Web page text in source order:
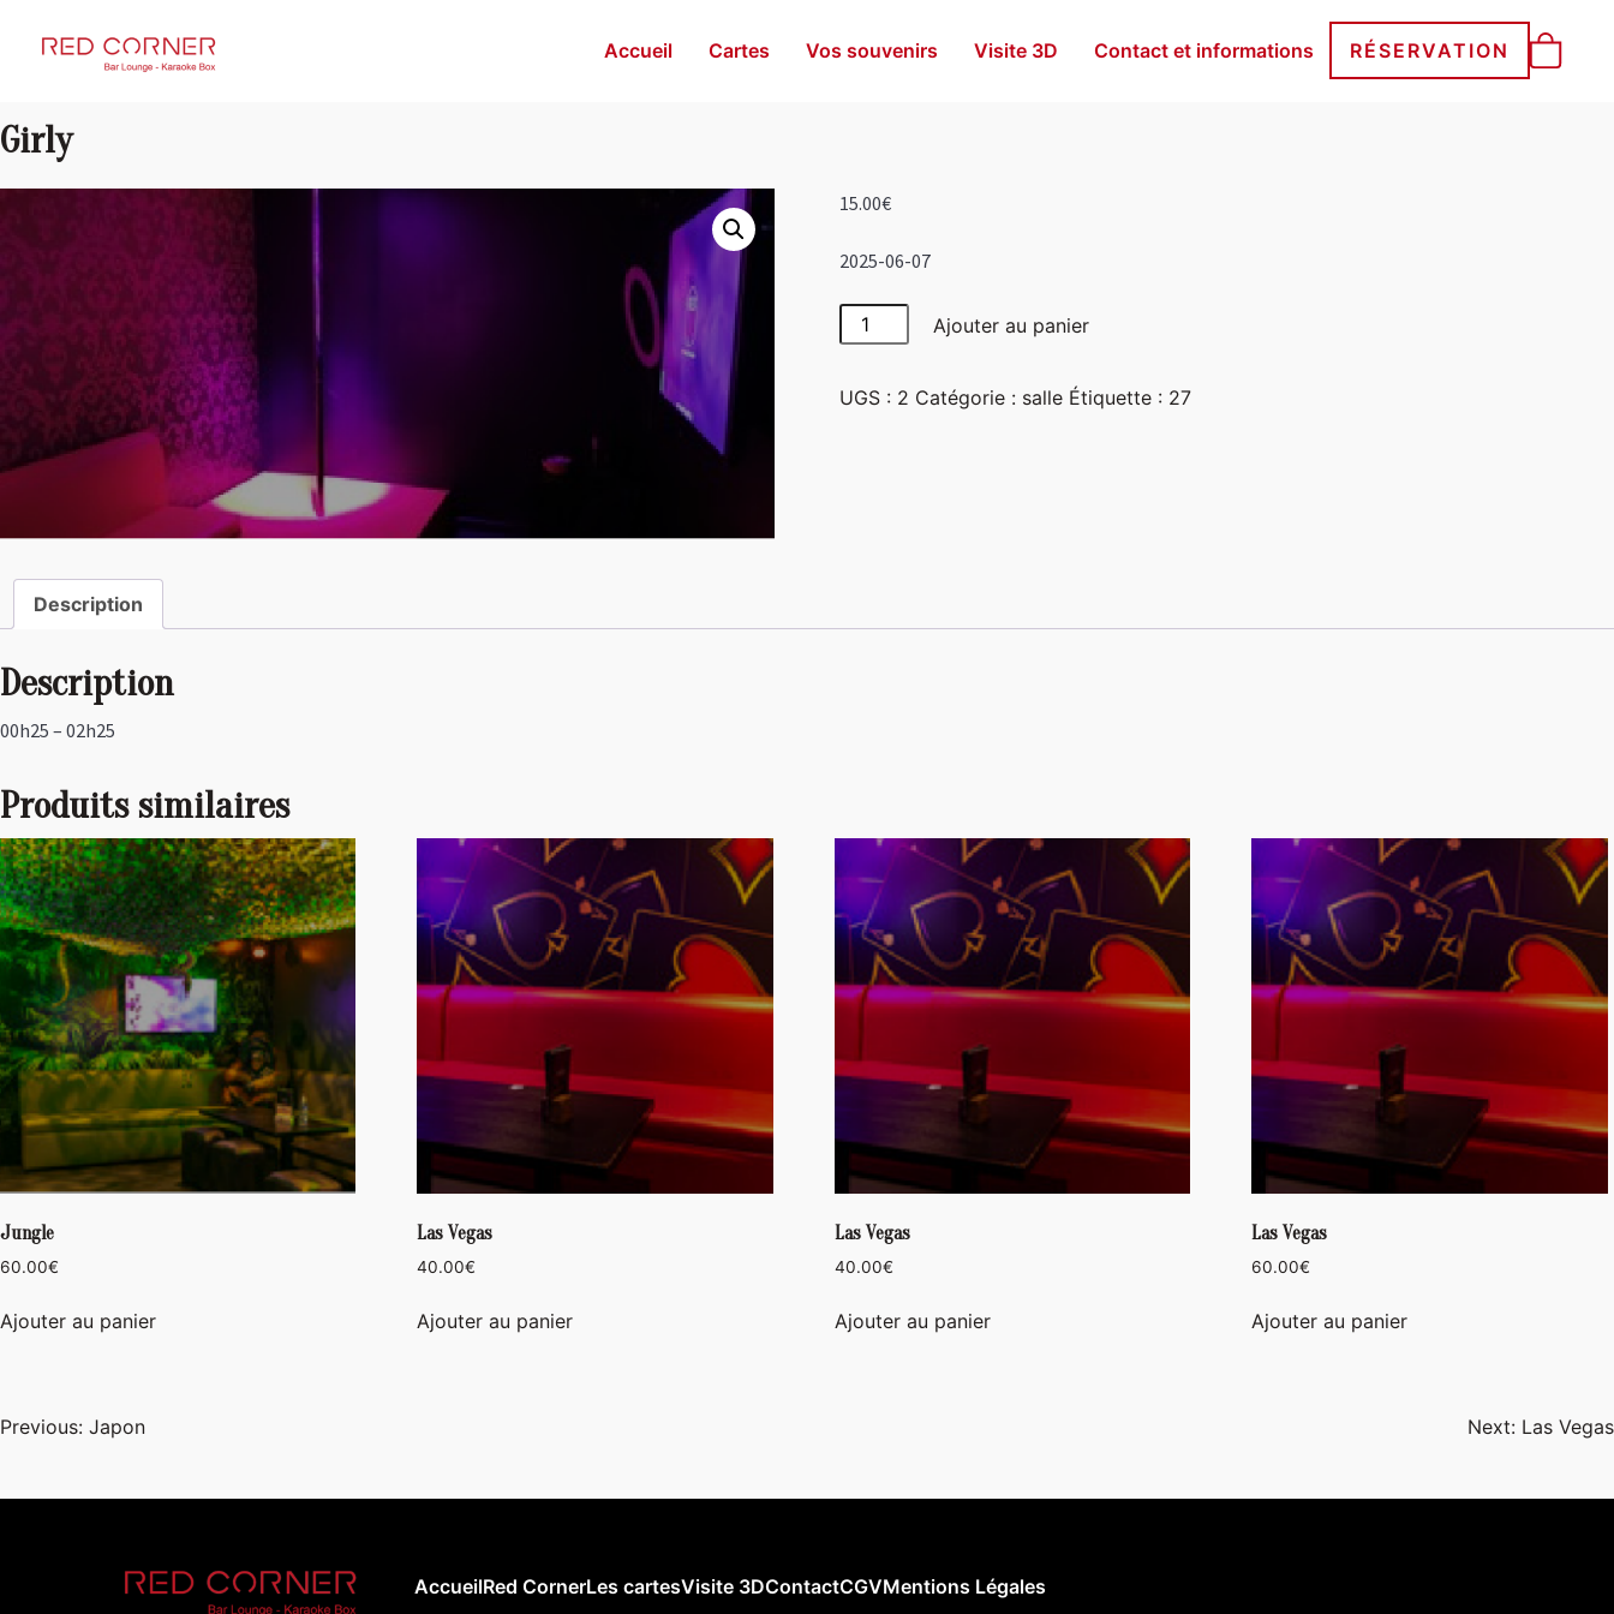
RED CORNER Accueil Cartes Vos souvenirs Visite 3D Contact et informations RÉSERVATION
Girly
15.00€
2025-06-07
quantité
de
Ajouter au panier
UGS : 2 Catégorie : salle Étiquette : 27
Description
Description
00h25 – 02h25
Produits similaires
Jungle
60.00€
Ajouter au panier
Las Vegas
40.00€
Ajouter au panier
Las Vegas
40.00€
Ajouter au panier
Las Vegas
60.00€
Ajouter au panier
Navigation
Previous: Japon Next: Las Vegas
AccueilRed CornerLes cartesVisite 3DContactCGVMentions Légales